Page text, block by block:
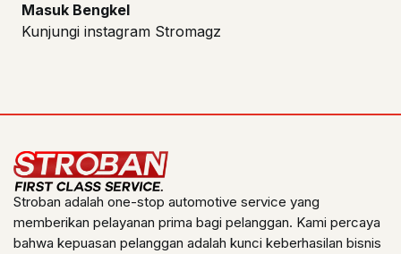
Masuk Bengkel
Kunjungi instagram Stromagz
Stroban adalah one-stop automotive service yang
memberikan pelayanan prima bagi pelanggan. Kami percaya
bahwa kepuasan pelanggan adalah kunci keberhasilan bisnis